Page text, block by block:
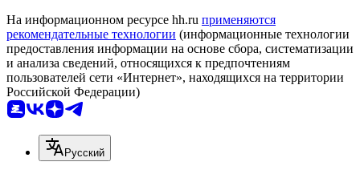
На информационном ресурсе hh.ru применяются
рекомендательные технологии (информационные технологии
предоставления информации на основе сбора, систематизации
и анализа сведений, относящихся к предпочтениям
пользователей сети «Интернет», находящихся на территории
Российской Федерации)
Русский